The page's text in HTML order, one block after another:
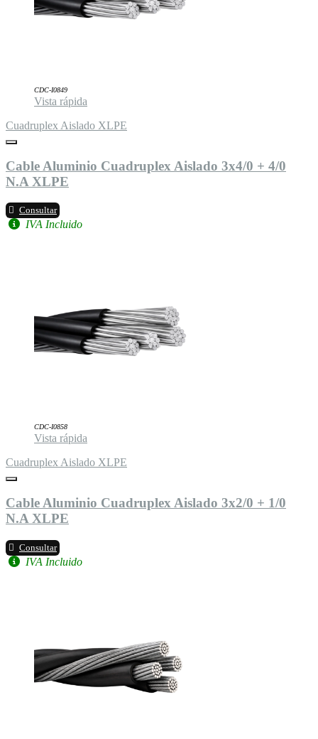
CDC-I0849
Vista rápida
Cuadruplex Aislado XLPE
Cable Aluminio Cuadruplex Aislado 3x4/0 + 4/0
N.A XLPE
Consultar
IVA Incluido
CDC-I0858
Vista rápida
Cuadruplex Aislado XLPE
Cable Aluminio Cuadruplex Aislado 3x2/0 + 1/0
N.A XLPE
Consultar
IVA Incluido